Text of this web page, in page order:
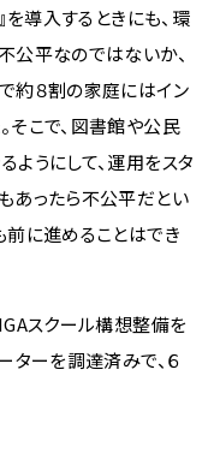
を導入するときにも、環
公平なのではないか、
約８割の家庭にはイン
そこで、図書館や公民
ようにして、運用をスタ
あったら不公平だとい
前に進めることはでき
スクール構想整備を
ターを調達済みで、６